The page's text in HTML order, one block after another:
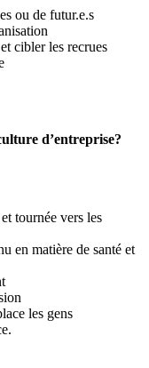
ou de futur.e.s
cibler les recrues
d’entreprise?
tournée vers les
en matière de santé et
les gens